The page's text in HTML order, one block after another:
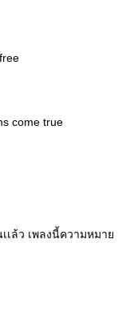
come true
เเล้ว เพลงนี้ความหมา